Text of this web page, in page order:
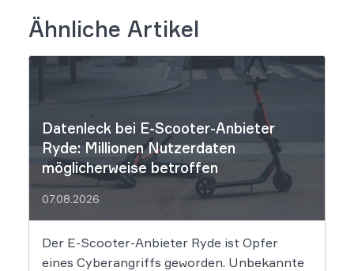
Ähnliche Artikel
Datenleck bei E-Scooter-Anbieter
Ryde: Millionen Nutzerdaten
möglicherweise betroffen
07.08.2026
Der E-Scooter-Anbieter Ryde ist Opfer
eines Cyberangriffs geworden. Unbekannte